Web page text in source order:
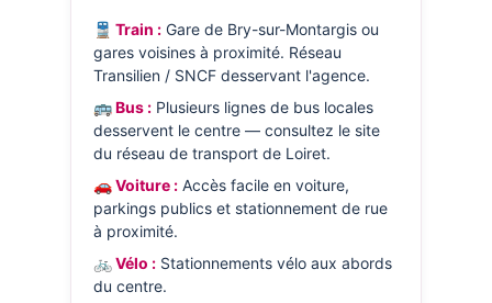
🚆 Train :Gare de Bry-sur-Montargis ou
gares voisines à proximité. Réseau
Transilien / SNCF desservant l'agence.
🚌 Bus :Plusieurs lignes de bus locales
desservent le centre — consultez le site
du réseau de transport de Loiret.
🚗 Voiture :Accès facile en voiture,
parkings publics et stationnement de rue
à proximité.
🚲 Vélo :Stationnements vélo aux abords
du centre.